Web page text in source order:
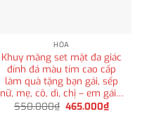
HỎA
Khuy măng set mặt đa giác
đính đá màu tím cao cấp
làm quà tặng bạn gái, sếp
nữ, mẹ, cô, dì, chị – em gái…
550.000₫ Giá
465.000₫Giá